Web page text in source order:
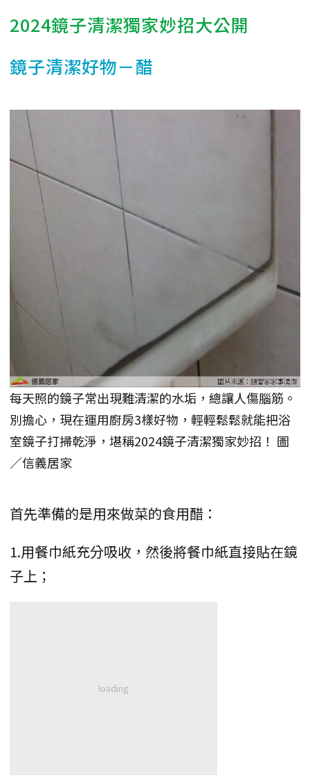
2024鏡子清潔獨家妙招大公開
鏡子清潔好物－醋
每天照的鏡子常出現難清潔的水垢，總讓人傷腦筋。
別擔心，現在運用廚房3樣好物，輕輕鬆鬆就能把浴
室鏡子打掃乾淨，堪稱2024鏡子清潔獨家妙招！ 圖
／信義居家
首先準備的是用來做菜的食用醋：
1.用餐巾紙充分吸收，然後將餐巾紙直接貼在鏡
子上；